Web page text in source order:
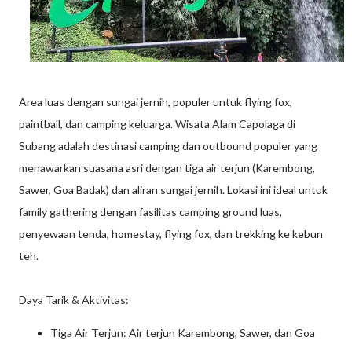
Area luas dengan sungai jernih, populer untuk flying fox,
paintball, dan camping keluarga. Wisata Alam Capolaga di
Subang adalah destinasi camping dan outbound populer yang
menawarkan suasana asri dengan tiga air terjun (Karembong,
Sawer, Goa Badak) dan aliran sungai jernih. Lokasi ini ideal untuk
family gathering dengan fasilitas camping ground luas,
penyewaan tenda, homestay, flying fox, dan trekking ke kebun
teh.
Daya Tarik & Aktivitas:
Tiga Air Terjun: Air terjun Karembong, Sawer, dan Goa